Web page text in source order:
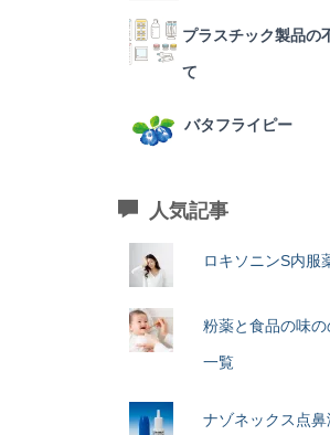
プラスチック製品の
て
バタフライピー
人気記事
ロキソニンS内服
粉薬と食品の味
一覧
ナゾネックス点鼻